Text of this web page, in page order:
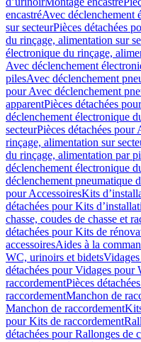
encastréAvec déclenchement
sur secteurPièces détachées
du rinçage, alimentation sur
électronique du rinçage,
Avec déclenchement
pilesAvec déclenchement
pour Avec déclenchement
apparentPièces détachées
déclenchement électronique
secteurPièces détachées pour
rinçage, alimentation sur
du rinçage, alimentation par
déclenchement électronique
déclenchement pneumatique
pour AccessoiresKits
détachées pour Kits
chasse, coudes de chasse et
détachées pour Kits de
accessoiresAides à la
WC, urinoirs et bidets
détachées pour Vidages pour
raccordementPièces
raccordementManchon de
Manchon de raccordement
pour Kits de raccordement
détachées pour Rallonges de